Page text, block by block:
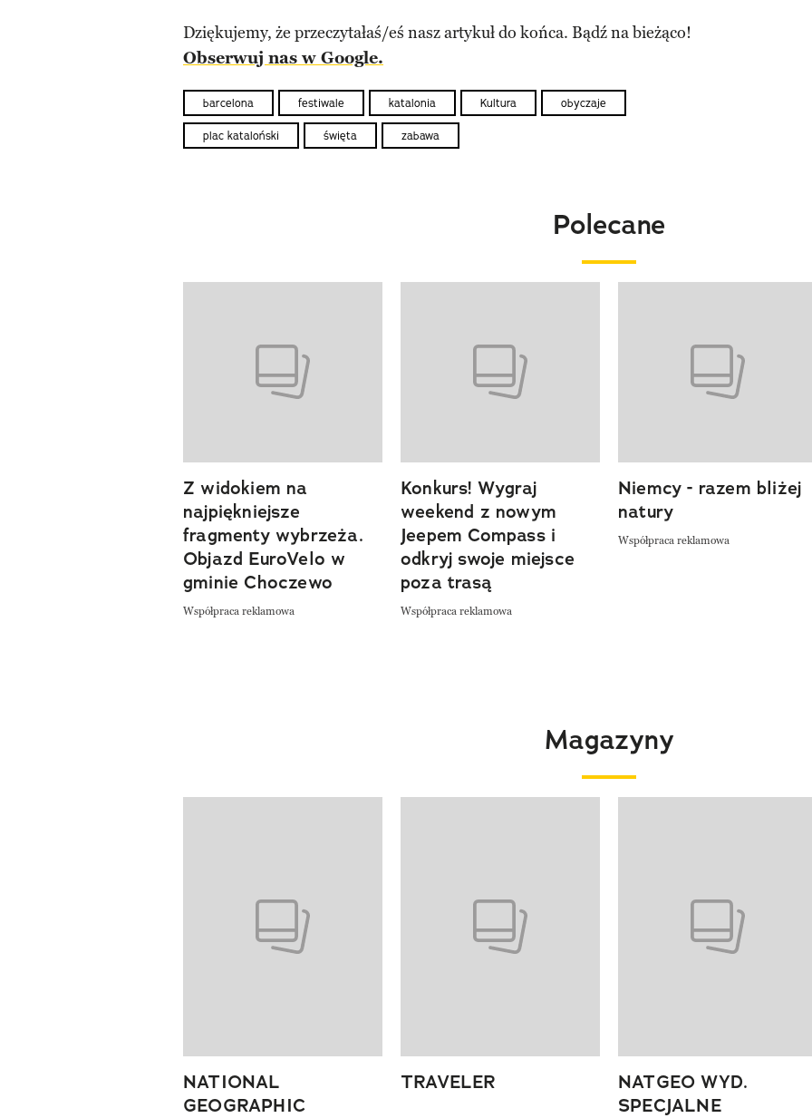
Dziękujemy, że przeczytałaś/eś nasz artykuł do końca. Bądź na bieżąco!
Obserwuj nas w Google.
barcelona festiwale katalonia Kultura obyczaje
plac kataloński święta zabawa
Polecane
previous element
Z widokiem na
najpiękniejsze
fragmenty wybrzeża.
Objazd EuroVelo w
gminie Choczewo
Współpraca reklamowa
Konkurs! Wygraj
weekend z nowym
Jeepem Compass i
odkryj swoje miejsce
poza trasą
Współpraca reklamowa
Niemcy - razem bliżej
natury
Współpraca reklamowa
Magazyny
NATIONAL
GEOGRAPHIC
TRAVELER
NATGEO WYD.
SPECJALNE